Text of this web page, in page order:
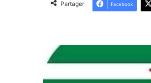
Partager Facebook